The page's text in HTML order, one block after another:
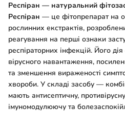
Респіран — натуральний
Респіран — це фітопрепарат на
рослинних екстрактів,
реагування на перші ознаки
респіраторних інфекцій. Його
вірусного навантаження,
та зменшення вираженості
хвороби. У складі засобу —
мають антисептичну,
імуномодулюючу та